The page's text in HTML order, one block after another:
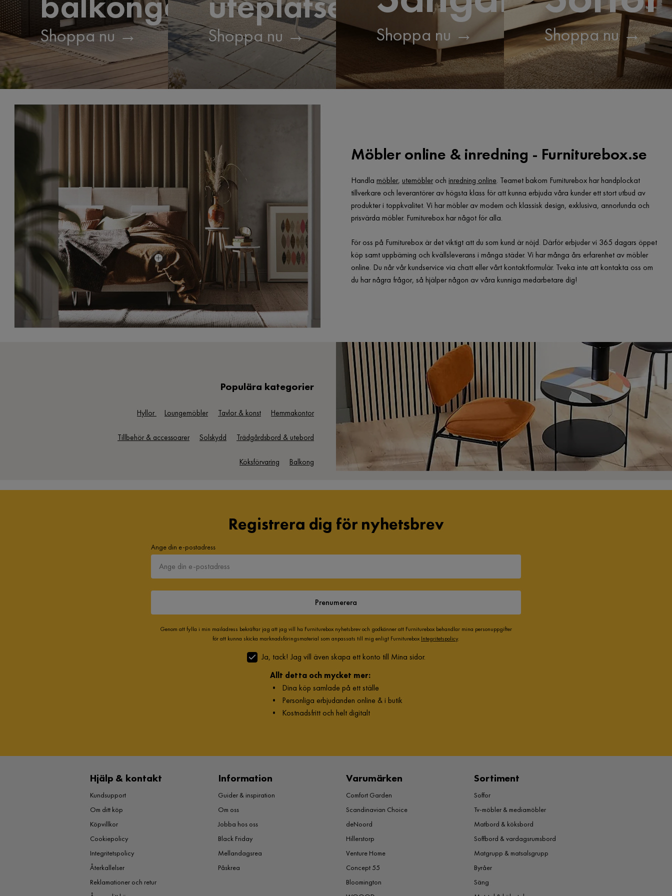
Shoppa nu → Shoppa nu → Shoppa nu → Shoppa nu →
11 999 kr
Möbler online & inredning - Furniturebox.se
Handla möbler, utemöbleroch inredning online. Teamet bakom Furniturebox har handplockat
tillverkare och leverantörer av högsta klass för att kunna erbjuda våra kunder ett stort utbud av
produkter i toppkvalitet. Vi har möbler av modern och klassisk design, exklusiva, annorlunda och
prisvärda möbler. Furniturebox har något för alla.
För oss på Furniturebox är det viktigt att du som kund är nöjd. Därför erbjuder vi 365 dagars öppet
köp samt uppbärning och kvällsleverans i många städer. Vi har många års erfarenhet av möbler
online. Du når vår kundservice via chatt eller vårt kontaktformulär. Tveka inte att kontakta oss om
du har några frågor, så hjälper någon av våra kunniga medarbetare dig!
Populära kategorier
Hyllor Loungemöbler Tavlor & konst Hemmakontor
Tillbehör & accessoarer Solskydd Trädgårdsbord & utebord
Köksförvaring Balkong
Registrera dig för nyhetsbrev
Ange din e-postadress
Prenumerera
Genom att fylla i min mailadress bekräftar jag att jag vill ha Furniturebox nyhetsbrev och godkänner att Furniturebox behandlar mina personuppgifter
för att kunna skicka marknadsföringsmaterial som anpassats till mig enligt Furniturebox Integritetspolicy.
Ja, tack! Jag vill även skapa ett konto till Mina sidor.
Allt detta och mycket mer:
• Dina köp samlade på ett ställe
• Personliga erbjudanden online & i butik
• Kostnadsfritt och helt digitalt
Hjälp & kontakt
Kundsupport
Om ditt köp
Köpvillkor
Cookiepolicy
Integritetspolicy
Återkallelser
Reklamationer och retur
Information
Guider & inspiration
Om oss
Jobba hos oss
Black Friday
Mellandagsrea
Påskrea
Varumärken
Comfort Garden
Scandinavian Choice
deNoord
Hillerstorp
Venture Home
Concept 55
Bloomington
Sortiment
Soffor
Tv-möbler & mediamöbler
Matbord & köksbord
Soffbord & vardagsrumsbord
Matgrupp & matsalsgrupp
Byråer
Säng